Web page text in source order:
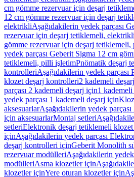
cm gömme rezervuar için deşarj
12 cm gömme rezervuar için deşarj
elektrikliAşağıdakilerin yedek parçası
rezervuar için deşarj tetiklemeli, elektrikli
gömme rezervuar için deşarj
yedek parçası Geberit Sigma 12 cm
tetiklemeli, pilli işletimPnömatik deşarj
kontrolleriAşağıdakilerin yedek
klozet deşarj kontrolleri2 kademeli
parçası 2 kademeli deşarj için1
yedek parçası 1 kademeli deşarj için
aksesuarlarAşağıdakilerin yedek
için aksesuarlarMontaj setleri
setleriElektronik deşarj tetiklemeli
içinAşağıdakilerin yedek parçası
deşarj kontrolleri içinGeberit Monolith
rezervuar modülleriAşağıdakilerin
modülleriAsma klozetler için
klozetler içinYere oturan klozetler için